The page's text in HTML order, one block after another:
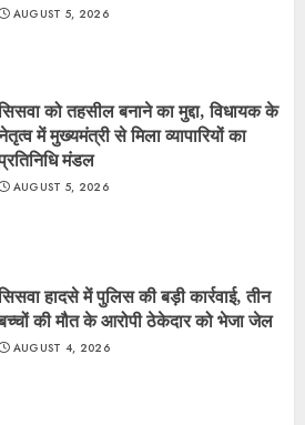
AUGUST 5, 2026
को तहसील बनाने का मुद्दा, विधायक के
में मुख्यमंत्री से मिला व्यापारियों का
मंडल
AUGUST 5, 2026
हादसे में पुलिस की बड़ी कार्रवाई, तीन
की मौत के आरोपी ठेकेदार को भेजा जेल
AUGUST 4, 2026